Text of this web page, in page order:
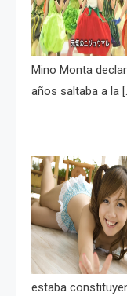
Mino Monta
años saltaba a la
estaba